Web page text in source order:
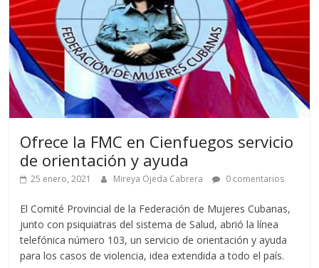
Ofrece la FMC en Cienfuegos servicio
de orientación y ayuda
25 enero, 2021 Mireya Ojeda Cabrera 0 comentarios
El Comité Provincial de la Federación de Mujeres Cubanas,
junto con psiquiatras del sistema de Salud, abrió la línea
telefónica número 103, un servicio de orientación y ayuda
para los casos de violencia, idea extendida a todo el país.